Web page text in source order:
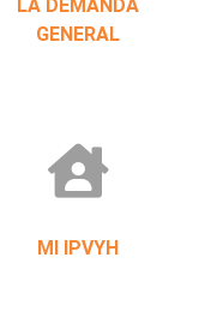
LA DEMANDA
GENERAL
MI IPVYH